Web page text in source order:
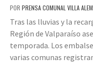
POR PRENSA COMUNAL VILLA
Tras las lluvias y la
Región de Valparaíso
temporada. Los
varias comunas